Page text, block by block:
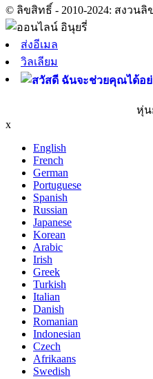
© ลิขสิทธิ์ - 2010-2024: สงวนลิ
ส่งอีเมล
วิลเลียม
หุ่น
x
English
French
German
Portuguese
Spanish
Russian
Japanese
Korean
Arabic
Irish
Greek
Turkish
Italian
Danish
Romanian
Indonesian
Czech
Afrikaans
Swedish